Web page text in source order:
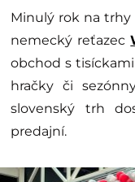
Minulý rok na trhy
nemecký reťazec
obchod s
hračky či
slovenský trh
predajní.